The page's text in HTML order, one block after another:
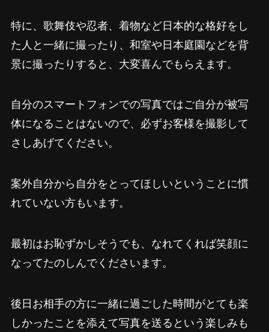
特に、歌舞伎や忍者、着物など日本的な格好をし
た人と一緒に撮ったり、和室や日本庭園などを背
景に撮ったりすると、大変喜んでもらえます。
自分のスマートフォンでの写真ではご自分が被写
体になることはないので、必ずお客様を撮影して
さしあげてください。
案外自分から自分をとってほしいということに慣
れていない方もいます。
最初はお恥ずかしそうでも、なれてくれば笑顔に
なってたのしんでくださいます。
後日お相手の方に一緒に過ごした時間がとても楽
しかったことを添えて写真を送るという楽しみも